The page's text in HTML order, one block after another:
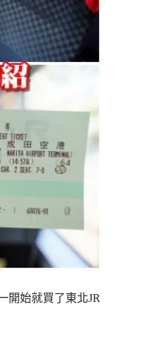
開始就買了東北JR